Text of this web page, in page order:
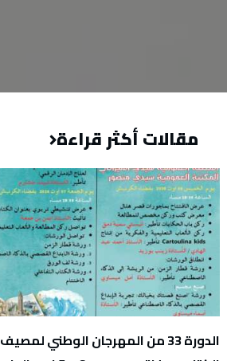
مقالات أكثر قراءة
الدورة 33 من المهرجان الوطني لمصيف